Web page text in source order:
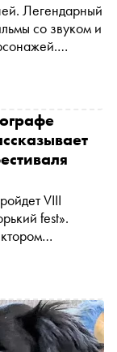
Легендарный
со звуком и
VIII
fest».